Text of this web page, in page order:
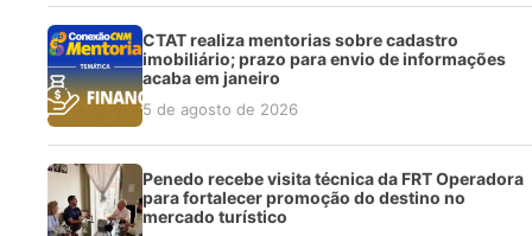
CTAT realiza mentorias sobre cadastro
imobiliário; prazo para envio de informações
acaba em janeiro
5 de agosto de 2026
Penedo recebe visita técnica da FRT Operadora
para fortalecer promoção do destino no
mercado turístico